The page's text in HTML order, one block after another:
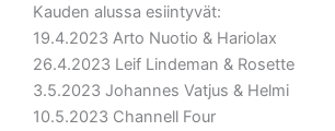
Kauden alussa esiintyvät:
19.4.2023 Arto Nuotio & Hariolax
26.4.2023 Leif Lindeman & Rosette
3.5.2023 Johannes Vatjus & Helmi
10.5.2023 Channell Four